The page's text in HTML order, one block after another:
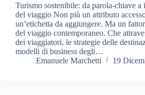
Turismo sostenibile: da parola-chiave a
del viaggio Non più un attributo
un’etichetta da aggiungere. Ma un
del viaggio contemporaneo. Che
dei viaggiatori, le strategie delle
modelli di business degli…
Emanuele Marchetti
19